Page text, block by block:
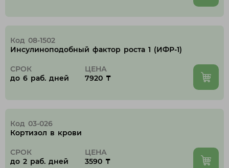
Код 08-1502
Инсулиноподобный фактор роста 1 (ИФР-1)
СРОК
до 6 раб. дней
ЦЕНА
7920 ₸
Код 03-026
Кортизол в крови
СРОК
до 2 раб. дней
ЦЕНА
3590 ₸